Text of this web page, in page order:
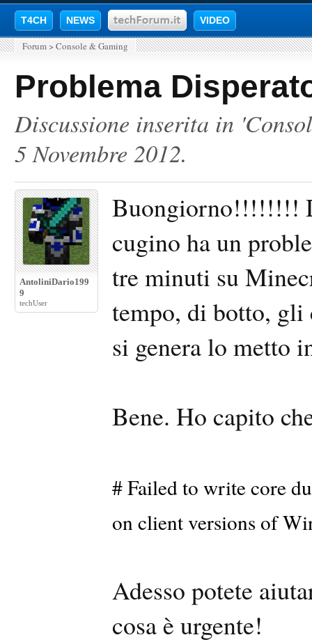
T4CH NEWS VIDEO
Forum > Console & Gaming
Problema
Discussione inserita in '
5 Novembre 2012.
AntoliniDario199
9
techUser
Buongiorno!!!!!!!!
cugino ha un
tre minuti su
tempo, di botto,
si genera lo metto
Bene. Ho capito
# Failed to write core
on client versions of
Adesso potete
cosa è urgente!